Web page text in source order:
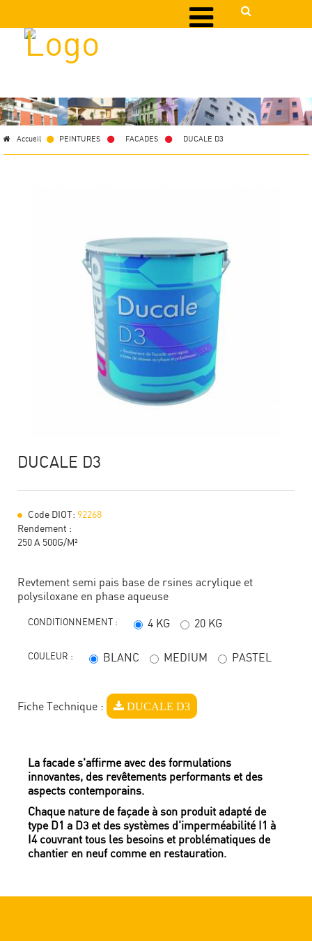
Accueil PEINTURES > FACADES > DUCALE D3
DUCALE D3
Code DIOT: 92268
Rendement :
250 A 500G/M²
Revtement semi pais base de rsines acrylique et
polysiloxane en phase aqueuse
CONDITIONNEMENT : 4 KG 20 KG
COULEUR : BLANC MEDIUM PASTEL
Fiche Technique : DUCALE D3
La facade s'affirme avec des formulations
innovantes, des revêtements performants et des
aspects contemporains.
Chaque nature de façade à son produit adapté de
type D1 a D3 et des systèmes d'imperméabilité I1 à
I4 couvrant tous les besoins et problématiques de
chantier en neuf comme en restauration.